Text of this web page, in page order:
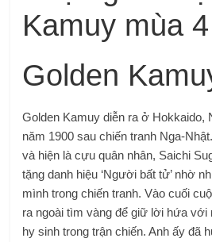
Kamuy mùa 4
Golden
Golden Kamuy diễn ra ở Hokkaido,
năm 1900 sau chiến tranh Nga-
và hiện là cựu quân nhân, Saichi
tặng danh hiệu ‘Người bất tử’ nhờ
mình trong chiến tranh. Vào cuối
ra ngoài tìm vàng để giữ lời hứa với
hy sinh trong trận chiến. Anh ấy đã